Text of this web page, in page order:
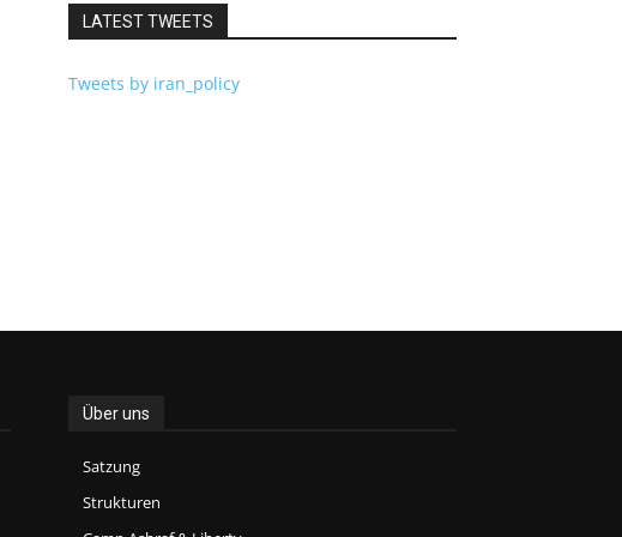
LATEST TWEETS
Tweets by iran_policy
Über uns
Satzung
Strukturen